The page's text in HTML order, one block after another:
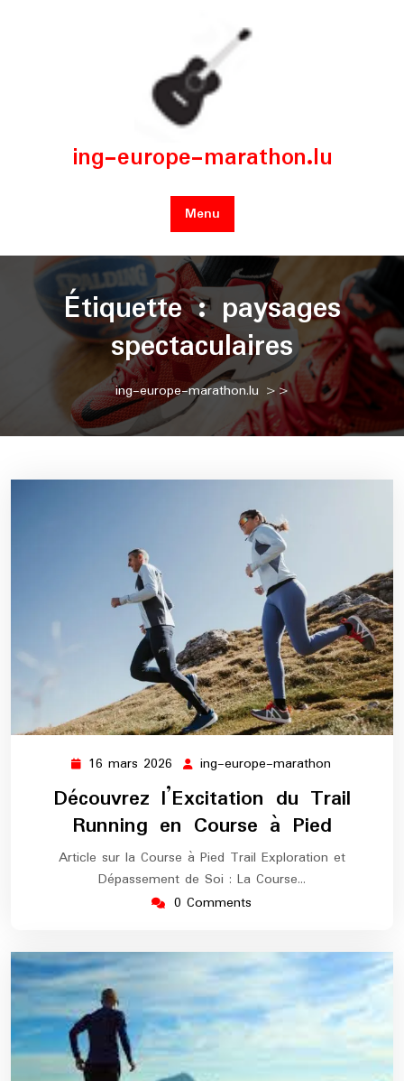
ing-europe-marathon.lu
Menu
Étiquette : paysages
spectaculaires
ing-europe-marathon.lu >>
16 mars 2026 16
mars
2026
ing-europe-marathon
europe-
marathon
Découvrez l’Excitation du Trail
Running en Course à Pied
Article sur la Course à Pied Trail Exploration et
Dépassement de Soi : La Course…
0 Comments